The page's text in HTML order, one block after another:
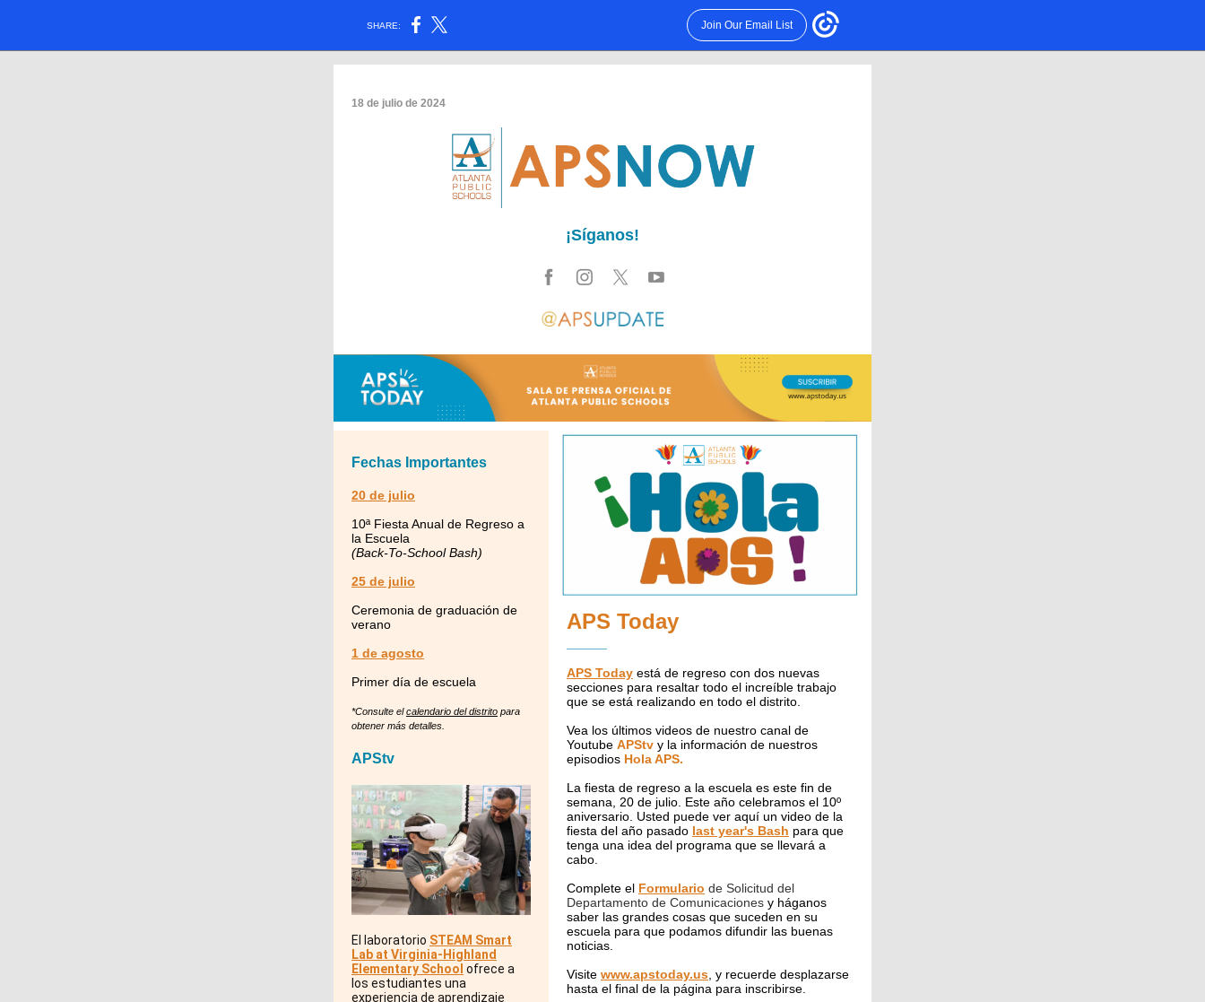
SHARE: Join Our Email List
18 de julio de 2024
¡Síganos!
Fechas Importantes
20 de julio
10ª Fiesta Anual de Regreso a
la Escuela
(Back-To-School Bash)
25 de julio
Ceremonia de graduación de
verano
1 de agosto
Primer día de escuela
*Consulte elcalendario del distrito para
obtener más detalles.
APStv
El laboratorio STEAM Smart
Lab at Virginia-Highland
Elementary School ofrece a
los estudiantes una
experiencia de aprendizaje
APS Today
APS Today está de regreso con dos nuevas
secciones para resaltar todo el increíble trabajo
que se está realizando en todo el distrito
Vea los últimos videos de nuestro canal de
Youtube APStv y la información de nuestros
episodios Hola APS.
La fiesta de regreso a la escuela es este fin de
semana, 20 de julio. Este año celebramos el 10º
aniversario. Usted puede ver aquí un video de la
fiesta del año pasado last year's Bash para que
tenga una idea del programa que se llevará a
cabo.
Complete el Formulario de Solicitud del
Departamento de Comunicaciones y háganos
saber las grandes cosas que suceden en su
escuela para que podamos difundir las buenas
noticias
Visite www.apstoday.us , y recuerde desplazarse
hasta el final de la página para inscribirse.